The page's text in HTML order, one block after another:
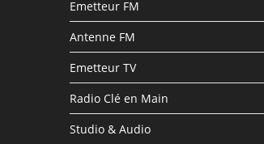
Emetteur FM
Antenne FM
Emetteur TV
Radio Clé en Main
Studio & Audio